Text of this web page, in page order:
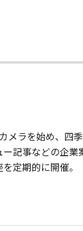
ラを始め、四
記事などの企
定期的に開催。